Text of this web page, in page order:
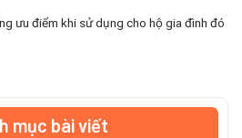
mục bài viết
ưu điểm khi sử dụng cho hộ gia đình đó